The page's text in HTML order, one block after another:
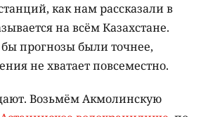
как нам рассказали в
на всём Казахстане.
прогнозы были точнее,
не хватает повсеместно.
Возьмём Акмолинскую